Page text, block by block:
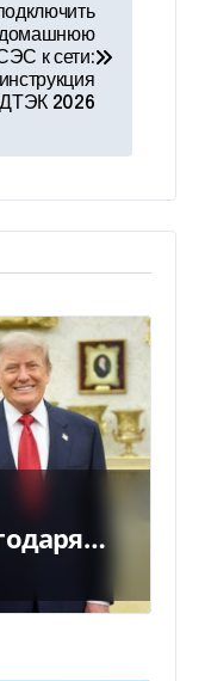
к сети:
инструкция
ДТЭК 2026